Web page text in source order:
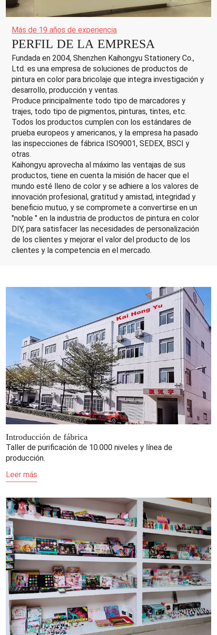
Más de 19 años de experiencia
PERFIL DE LA EMPRESA
Fundada en 2004, Shenzhen Kaihongyu Stationery Co.,
Ltd. es una empresa de soluciones de productos de
pintura en color para bricolaje que integra investigación y
desarrollo, producción y ventas.
Produce principalmente todo tipo de marcadores y
trajes, todo tipo de pigmentos, pinturas, tintes, etc.
Todos los productos cumplen con los estándares de
prueba europeos y americanos, y la empresa ha pasado
las inspecciones de fábrica ISO9001, SEDEX, BSCI y
otras.
Kaihongyu aprovecha al máximo las ventajas de sus
productos, tiene en cuenta la misión de hacer que el
mundo esté lleno de color y se adhiere a los valores de
innovación profesional, gratitud y amistad, integridad y
beneficio mutuo, y se compromete a convertirse en un
"noble " en la industria de productos de pintura en color
DIY, para satisfacer las necesidades de personalización
de los clientes y mejorar el valor del producto de los
clientes y la competencia en el mercado.
Introducción de fábrica
Taller de purificación de 10.000 niveles y línea de
producción.
Leer más